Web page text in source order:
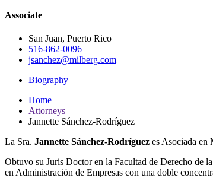
Associate
San Juan, Puerto Rico
516-862-0096
jsanchez@milberg.com
Biography
Home
Attorneys
Jannette Sánchez-Rodríguez
La Sra. Jannette Sánchez-Rodríguez es Asociada en
Obtuvo su Juris Doctor en la Facultad de Derecho de
en Administración de Empresas con una doble